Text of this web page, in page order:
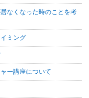
なくなった時のことを考
ミング
ー講座について